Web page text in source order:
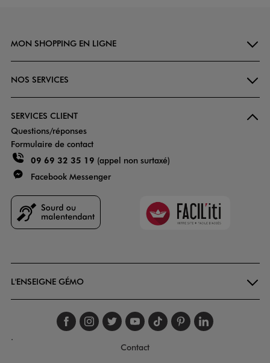
MON SHOPPING EN LIGNE
NOS SERVICES
SERVICES CLIENT
Questions/réponses
Formulaire de contact
09 69 32 35 19 (appel non surtaxé)
Facebook Messenger
Faciliti
L'ENSEIGNE GÉMO
Suivez-nous sur
Suivez-nous sur
Suivez-nous sur
Suivez-nous
Suivez-nous
Suivez-
.
Contact